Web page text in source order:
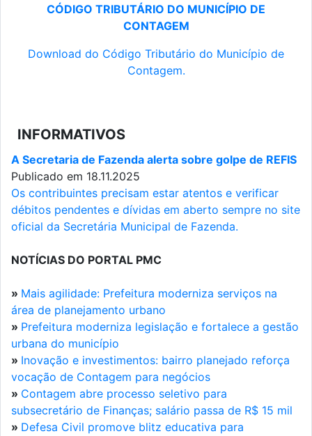
CÓDIGO TRIBUTÁRIO DO MUNICÍPIO DE
CONTAGEM
Download do Código Tributário do Município de
Contagem.
INFORMATIVOS
A Secretaria de Fazenda alerta sobre golpe de REFIS
Publicado em 18.11.2025
Os contribuintes precisam estar atentos e verificar
débitos pendentes e dívidas em aberto sempre no site
oficial da Secretária Municipal de Fazenda.
NOTÍCIAS DO PORTAL PMC
» Mais agilidade: Prefeitura moderniza serviços na
área de planejamento urbano
» Prefeitura moderniza legislação e fortalece a gestão
urbana do município
» Inovação e investimentos: bairro planejado reforça
vocação de Contagem para negócios
» Contagem abre processo seletivo para
subsecretário de Finanças; salário passa de R$ 15 mil
» Defesa Civil promove blitz educativa para